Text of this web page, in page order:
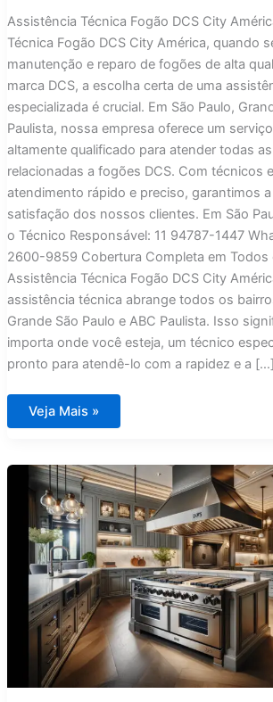
Assistência Técnica Fogão DCS City
Técnica Fogão DCS City América, quando
manutenção e reparo de fogões de alta
marca DCS, a escolha certa de uma
especializada é crucial. Em São Paulo,
Paulista, nossa empresa oferece um
altamente qualificado para atender todas
relacionadas a fogões DCS. Com técnicos
atendimento rápido e preciso, garantimos
satisfação dos nossos clientes. Em São
o Técnico Responsável: 11 94787-1447
2600-9859 Cobertura Completa em Todos
Assistência Técnica Fogão DCS City
assistência técnica abrange todos os
Grande São Paulo e ABC Paulista. Isso
importa onde você esteja, um técnico
pronto para atendê-lo com a rapidez e a […]
Assistência
Técnica
América
Veja Mais »